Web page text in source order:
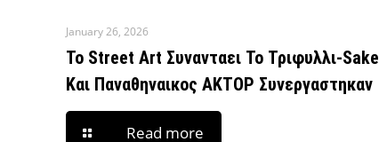
January 26, 2026
To Street Art Συνανταει Το Τριφυλλι-Sake
Και Παναθηναικος ΑΚΤΟΡ Συνεργαστηκαν
Read more